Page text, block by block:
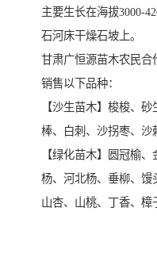
主要生长在海拔3000-
石河床干燥石坡上。
甘肃广恒源苗木农民合
销售以下品种：
【沙生苗木】梭梭、
棒、白刺、沙拐枣、沙
【绿化苗木】圆冠榆
杨、河北杨、垂柳、馒
山杏、山桃、丁香、樟